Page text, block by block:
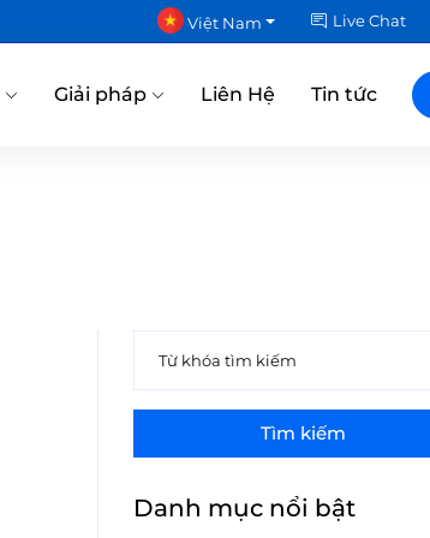
Việt Nam Live Chat
Giải pháp Liên Hệ Tin tức
Tìm kiếm
Danh mục nổi bật